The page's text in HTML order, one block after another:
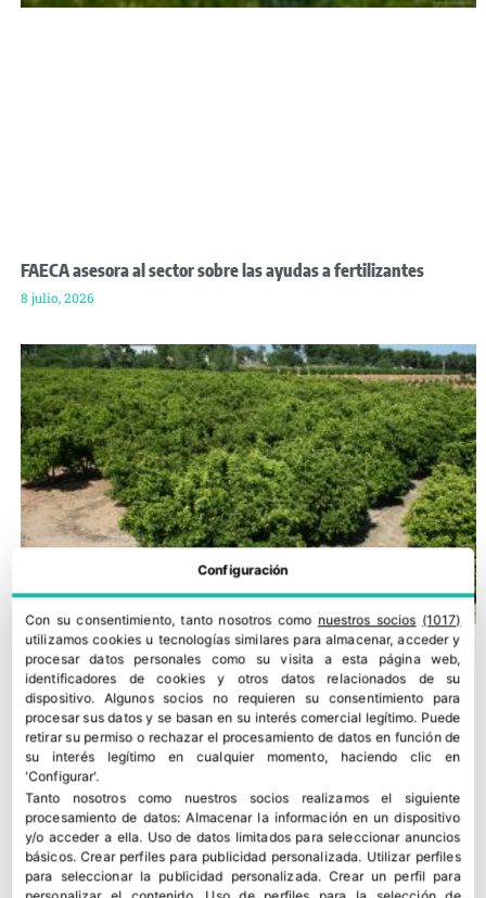
FAECA asesora al sector sobre las ayudas a fertilizantes
8 julio, 2026
La ola de calor preocupa al sector agrario por la caída de
Configuración
Con su consentimiento, tanto nosotros como nuestros socios (1017)
utilizamos cookies u tecnologías similares para almacenar, acceder y
procesar datos personales como su visita a esta página web,
identificadores de cookies y otros datos relacionados de su
dispositivo. Algunos socios no requieren su consentimiento para
procesar sus datos y se basan en su interés comercial legítimo. Puede
retirar su permiso o rechazar el procesamiento de datos en función de
su interés legítimo en cualquier momento, haciendo clic en
'Configurar'.
Tanto nosotros como nuestros socios realizamos el siguiente
procesamiento de datos:Almacenar la información en un dispositivo
y/o acceder a ella. Uso de datos limitados para seleccionar anuncios
básicos.Crear perfiles para publicidad personalizada. Utilizar perfiles
para seleccionar la publicidad personalizada.Crear un perfil para